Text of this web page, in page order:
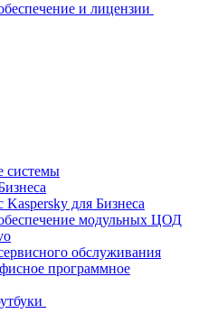
и лицензии
системы
для Бизнеса
модульных ЦОД
обслуживания
программное